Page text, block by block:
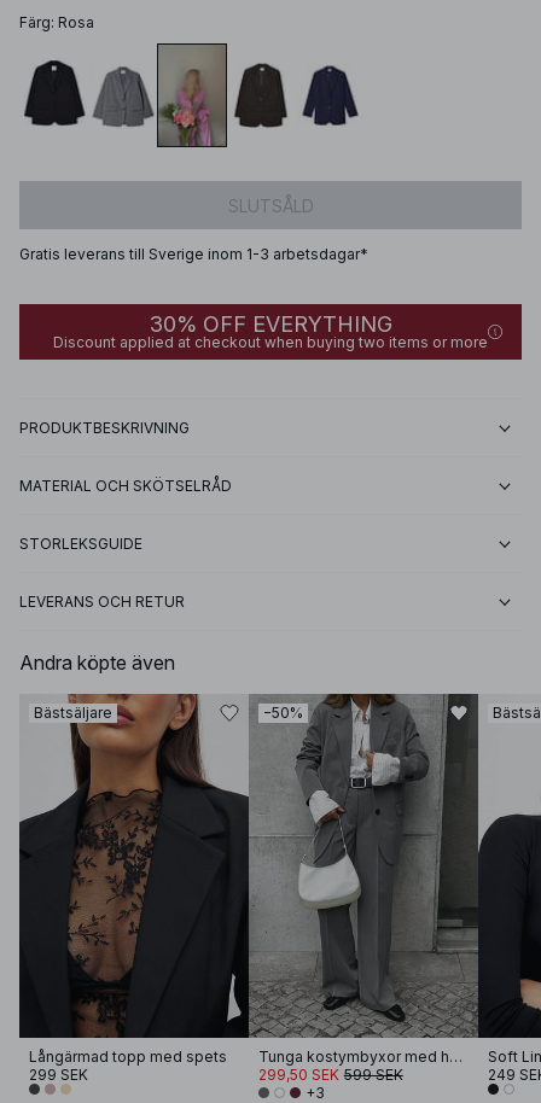
Färg: Rosa
SLUTSÅLD
Gratis leverans till Sverige inom 1-3 arbetsdagar*
30% OFF EVERYTHING
Discount applied at checkout when buying two items or more
PRODUKTBESKRIVNING
MATERIAL OCH SKÖTSELRÅD
STORLEKSGUIDE
LEVERANS OCH RETUR
Andra köpte även
Bästsäljare
Långärmad topp med spets
299 SEK
−50%
Tunga kostymbyxor med hög midja
299,50 SEK 599 SEK
+3
249